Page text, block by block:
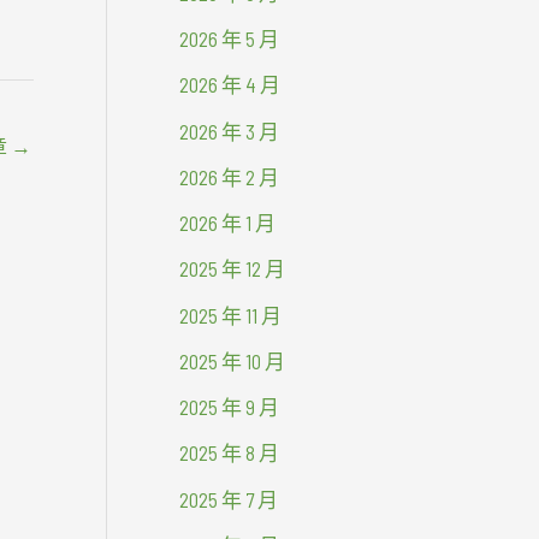
→
2026 年 5 月
2026 年 4 月
2026 年 3 月
2026 年 2 月
2026 年 1 月
2025 年 12 月
2025 年 11 月
2025 年 10 月
2025 年 9 月
2025 年 8 月
2025 年 7 月